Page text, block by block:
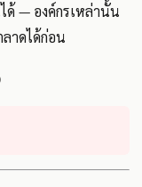
ด้ — องค์กรเหล่านั้น
าดได้ก่อน